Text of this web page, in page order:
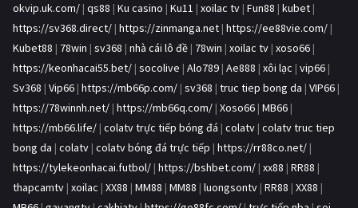
okvip.uk.com/ | qs88 | Ku casino | Ku11 | xoilac tv | Fun88 | kubet |
https://sv368.direct/ | https://zinmanga.net | https://ee88vie.com/ |
Kubet88 | 78win | sv368 | nhà cái lô đề | 78win | xoilac tv | xoso66 |
https://keonhacai55.bet/ | socolive | Alo789 | Ae888 | xôi lạc | vip66 |
Sv368 | Vip66 | https://mb66p.com/ | sv368 | truc tiep bong da | VIP66 |
https://78winnh.net/ | https://mb66q.com/ | Xoso66 | MB66 |
https://mb66.life/ | colatv trực tiếp bóng đá | colatv | colatv truc tiep
bong da | colatv | colatv bóng đá trực tiếp | https://rr88co.net/ |
https://tylekeonhacai.futbol/ | https://bshbet.com/ | xx88 | RR88 |
thapcamtv | xoilac | XX88 | MM88 | MM88 | luongsontv | RR88 | XX88 |